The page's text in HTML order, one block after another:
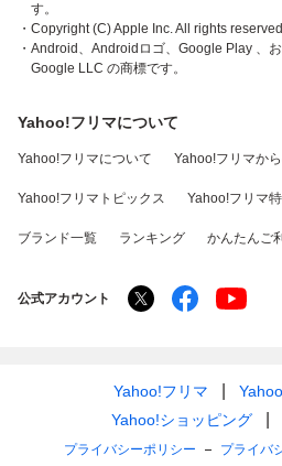
す。
・Copyright (C) Apple Inc. All rights
・Android、Androidロゴ、Google Play 、
Google LLC の商標です。
Yahoo!フリマについて
Yahoo!フリマについて Yahoo!フリマか
Yahoo!フリマトピックス Yahoo!フリマ
ブランド一覧 ランキング かんたんご
公式アカウント
Yahoo!フリマ
Yahoo!ショッピング
プライバシーポリシー プライバ